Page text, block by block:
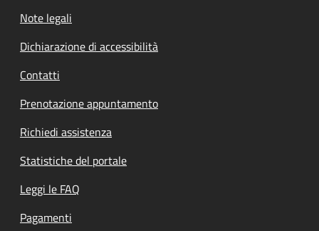
Note legali
Dichiarazione di accessibilità
Contatti
Prenotazione appuntamento
Richiedi assistenza
Statistiche del portale
Leggi le FAQ
Pagamenti